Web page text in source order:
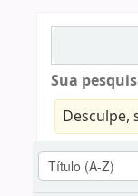
Sua
Desculpe,